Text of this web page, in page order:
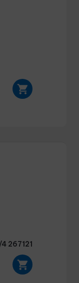
267121